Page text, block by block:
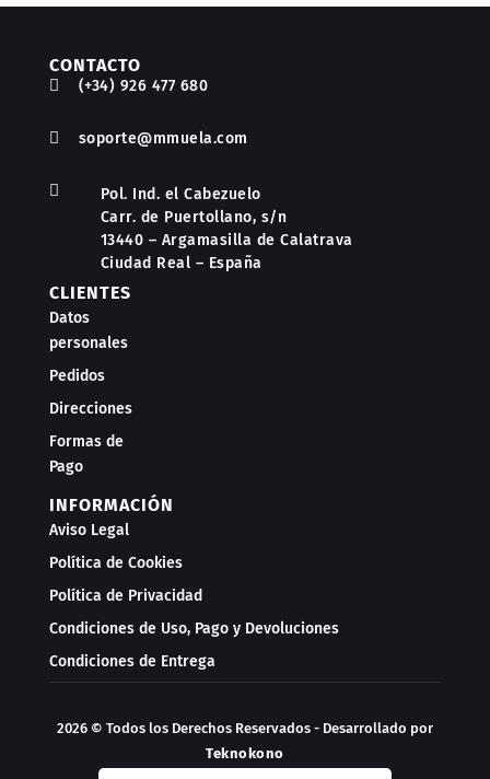
CONTACTO
 (+34) 926 477 680
 soporte@mmuela.com

Pol. Ind. el Cabezuelo
Carr. de Puertollano, s/n
13440 – Argamasilla de Calatrava
Ciudad Real – España
CLIENTES
Datos
personales
Pedidos
Direcciones
Formas de
Pago
INFORMACIÓN
Aviso Legal
Política de Cookies
Política de Privacidad
Condiciones de Uso, Pago y Devoluciones
Condiciones de Entrega
2026 © Todos los Derechos Reservados - Desarrollado por
Teknokono